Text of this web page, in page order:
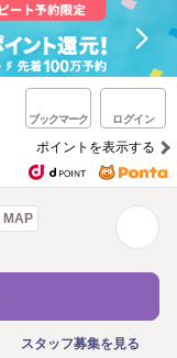
ブックマーク ログイン
ポイントを表示する
MAP
スタッフ募集を見る